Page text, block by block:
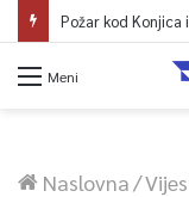
Požar kod
Meni
Naslovna/